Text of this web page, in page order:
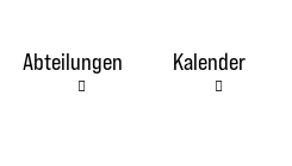
Abteilungen Kalender